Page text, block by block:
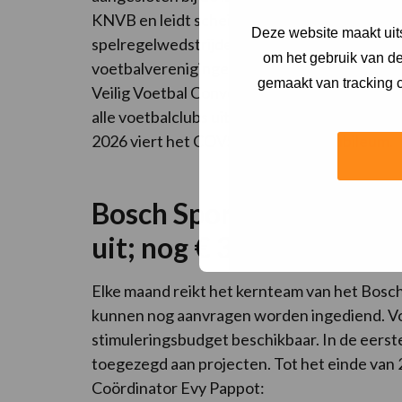
Deze website maakt
om het gebruik van
gemaakt van tracking
KNVB en leidt scheidsrechters op voor
spelregelwedstrijden voor haar
voetbalverenigingen. Ook is het COVS
Veilig Voetbal Convenant, dat bij de start
alle voetbalclubs uit gemeente ‘s-
2026 viert het COVS het 100-jarig jubileum.
Bosch Sportakkoord
uit; nog € 35.000
Elke maand reikt het kernteam van het
kunnen nog aanvragen worden ingediend.
stimuleringsbudget beschikbaar. In de
toegezegd aan projecten. Tot het einde van
Coördinator Evy Pappot: